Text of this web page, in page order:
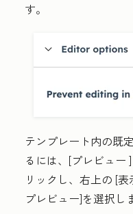
す。
テンプレート内の既
るには、[プレビュー
リックし、右上の [表
プレビュー]を選択し